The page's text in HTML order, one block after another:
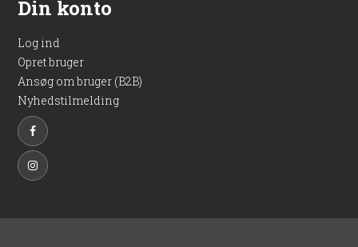
Din konto
Log ind
Opret bruger
Ansøg om bruger (B2B)
Nyhedstilmelding